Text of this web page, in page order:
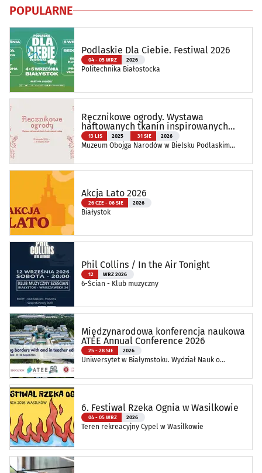
POPULARNE
Podlaskie Dla Ciebie. Festiwal 2026
04 - 05 WRZ 2026
Politechnika Białostocka
Ręcznikowe ogrody. Wystawa
haftowanych tkanin inspirowanych
naturą
13 LIS 2025 31 SIE 2026
Muzeum Obojga Narodów w Bielsku Podlaskim
Akcja Lato 2026
26 CZE - 06 SIE 2026
Białystok
Phil Collins / In the Air Tonight
12 WRZ 2026
6-Ścian - Klub muzyczny
Międzynarodowa konferencja naukowa
ATEE Annual Conference 2026
25 - 28 SIE 2026
Uniwersytet w Białymstoku. Wydział Nauk o
6. Festiwal Rzeka Ognia w Wasilkowie
04 - 05 WRZ 2026
Teren rekreacyjny Cypel w Wasilkowie